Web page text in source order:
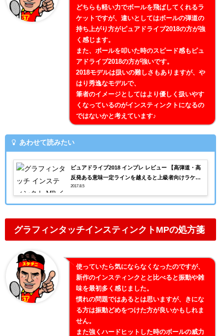
どちらも軽い力でボールを飛ばしてくれるラ
ケットですが、違いとしてはボールの弾道の
持ち上がり方がピュアドライブ2018の方が強
く感じます。
また、ボールを叩いた時のスピード感もピュ
アドライブ2018の方が強いです。
2018モデルは扱いの難しさもありますが、や
はり秀逸なモデルで、
筆者のイメージとしてはより優しく扱いやす
くなっているのがインスティンクトになるの
ではないかと考えています♪
あわせて読みたい
ピュアドライブ2018 インプレ レビュー 【高弾道・高
反発ある意味一定ラインを越えると上級者向けラケッ
ト】
2017.8.5
グラフィンタッチインスティンクトMPの処方箋
使っていたら気にならなくなったのですが、
新作のインスティンクとと比べると振動や雑
味を最初多く感じました。
慣れの問題ではあるとは思いますが、きにな
る方は振動どめをつけた方が良いかもしれま
せん。
また強くハードヒットした時のボールの威力